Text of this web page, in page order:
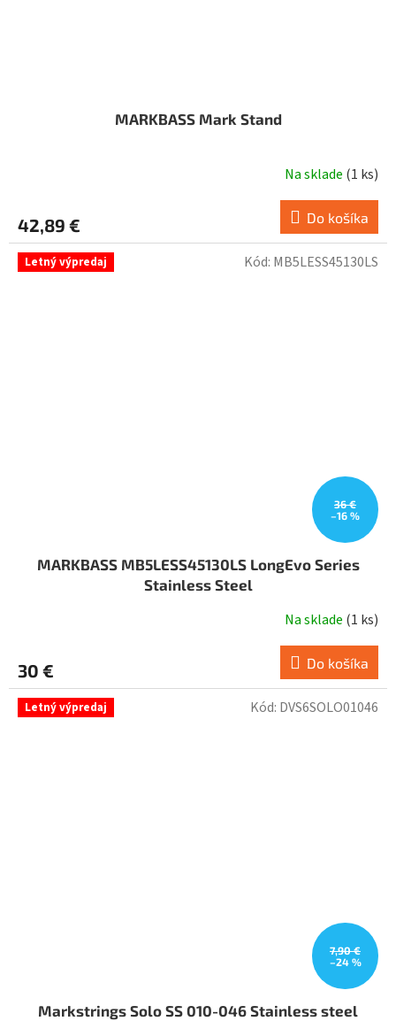
MARKBASS Mark Stand
Na sklade (1 ks)
42,89 € Do košíka
Letný výpredaj
36 €
–16 %
MARKBASS MB5LESS45130LS LongEvo Series
Stainless Steel
Na sklade (1 ks)
30 € Do košíka
Kód: MB5LESS45130LS
Letný výpredaj
7,90 €
–24 %
Markstrings Solo SS 010-046 Stainless steel
Kód: DVS6SOLO01046